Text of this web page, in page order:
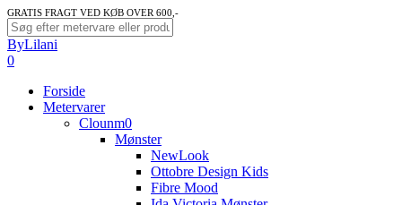
Skip
to
main
content
GRATIS FRAGT VED KØB OVER 600,-
Close
Search
ByLilani
search
account
0
Forside
Metervarer
Clounm0
Mønster
NewLook
Ottobre Design Kids
Fibre Mood